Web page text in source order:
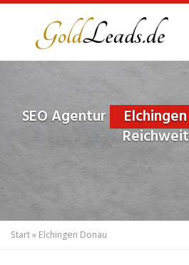
SEO Agentur
Start» Elchingen Donau